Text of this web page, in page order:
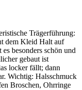
Trägerführung:
dem Kleid Halt auf
besonders schön und
gebaut ist
locker fällt; dann
Wichtig: Halsschmuck
Broschen, Ohrringe